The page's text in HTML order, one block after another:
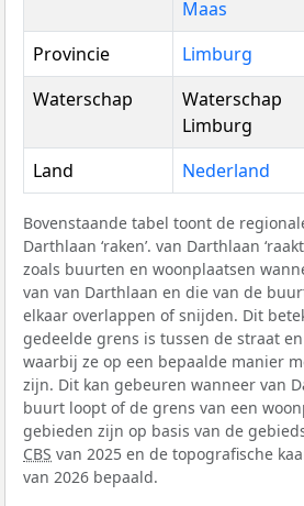
Maas
Provincie Limburg
Waterschap
Waterschap
Limburg
Land Nederland
Bovenstaande tabel toont de
Darthlaan ‘raken’. van Darthlaan
zoals buurten en woonplaatsen
van van Darthlaan en die van de
elkaar overlappen of snijden. Dit
gedeelde grens is tussen de straat
waarbij ze op een bepaalde manier
zijn. Dit kan gebeuren wanneer van
buurt loopt of de grens van een
gebieden zijn op basis van de
CBS van 2025 en de topografische
van 2026 bepaald.